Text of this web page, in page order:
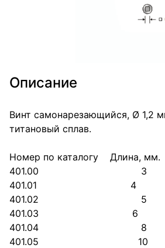
Описание
Винт самонарезающийся, Ø 1,2
титановый сплав.
Номер по каталогу Длина, мм.
401.00 3
401.01 4
401.02 5
401.03 6
401.04 8
401.05 10